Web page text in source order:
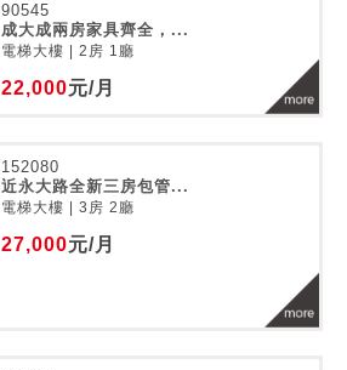
90545
成大成兩房家具齊全，...
電梯大樓 | 2房 1廳
22,000元/月
152080
近永大路全新三房包管...
電梯大樓 | 3房 2廳
27,000元/月